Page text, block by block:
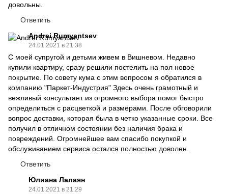
довольны.
Ответить
Andrei Rumyantsev
24.01.2021 в 21:38
С моей супругой и детьми живем в Вишневом. Недавно
купили квартиру, сразу решили постелить на пол новое
покрытие. По совету кума с этим вопросом я обратился в
компанию "Паркет-Индустрия" Здесь очень грамотный и
вежливый консультант из огромного выбора помог быстро
определиться с расцветкой и размерами. После обговорили
вопрос доставки, которая была в четко указанные сроки. Все
получил в отличном состоянии без наличия брака и
повреждений. Огромнейшее вам спасибо покупкой и
обслуживанием сервиса остался полностью доволен.
Ответить
Юлиана Лалаян
24.01.2021 в 21:29